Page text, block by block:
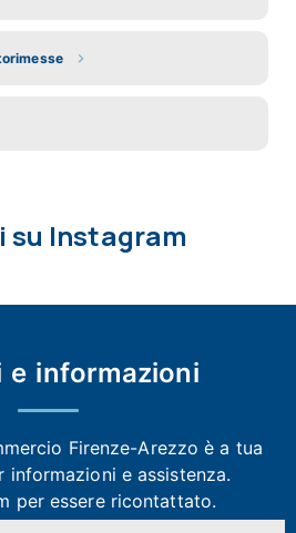
su Instagram
e informazioni
Firenze-Arezzoè a tua
informazioni e assistenza.
per essere ricontattato.